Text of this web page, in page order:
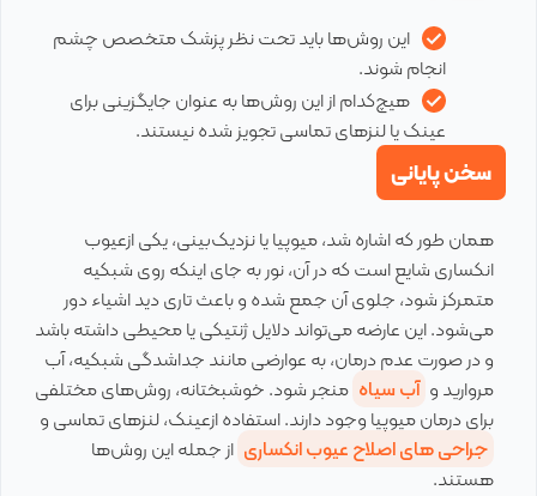
این روش‌ها باید تحت نظر پزشک متخصص چشم
انجام شوند.
هیچ‌کدام از این روش‌ها به عنوان جایگزینی برای
عینک یا لنزهای تماسی تجویز شده نیستند.
سخن پایانی
همان طور که اشاره شد، میوپیا یا نزدیک‌بینی، یکی ازعیوب
انکساری شایع است که در آن، نور به جای اینکه روی شبکیه
متمرکز شود، جلوی آن جمع شده و باعث تاری دید اشیاء دور
می‌شود. این عارضه می‌تواند دلایل ژنتیکی یا محیطی داشته باشد
و در صورت عدم درمان، به عوارضی مانند جداشدگی شبکیه، آب
مروارید و آب سیاه منجر شود. خوشبختانه، روش‌های مختلفی
برای درمان میوپیا وجود دارند. استفاده ازعینک، لنزهای تماسی و
جراحی های اصلاح عیوب انکساری از جمله این روش‌ها
هستند.